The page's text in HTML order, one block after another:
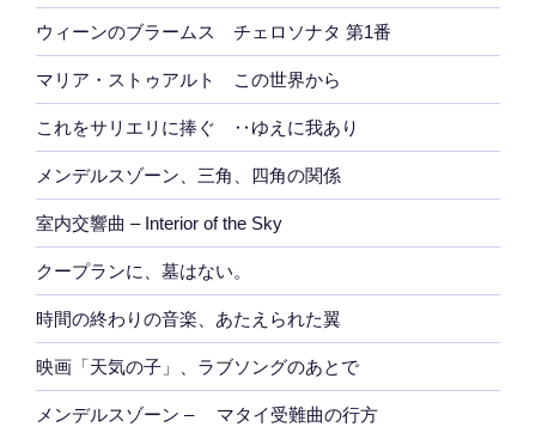
ウィーンのブラームス チェロソナタ 第1番
マリア・ストゥアルト この世界から
これをサリエリに捧ぐ ‥ゆえに我あり
メンデルスゾーン、三角、四角の関係
室内交響曲 – Interior of the Sky
クープランに、墓はない。
時間の終わりの音楽、あたえられた翼
映画「天気の子」、ラブソングのあとで
メンデルスゾーン – マタイ受難曲の行方